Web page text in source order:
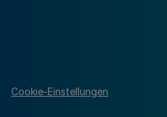
Cookie-Einstellungen